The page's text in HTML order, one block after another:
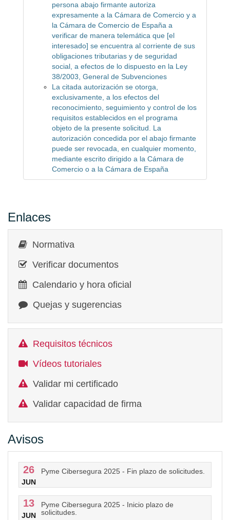
persona abajo firmante autoriza
expresamente a la Cámara de Comercio y a
la Cámara de Comercio de España a
verificar de manera telemática que [el
interesado] se encuentra al corriente de sus
obligaciones tributarias y de seguridad
social, a efectos de lo dispuesto en la Ley
38/2003, General de Subvenciones
La citada autorización se otorga,
exclusivamente, a los efectos del
reconocimiento, seguimiento y control de los
requisitos establecidos en el programa
objeto de la presente solicitud. La
autorización concedida por el abajo firmante
puede ser revocada, en cualquier momento,
mediante escrito dirigido a la Cámara de
Comercio o a la Cámara de España
Enlaces
Normativa
Verificar documentos
Calendario y hora oficial
Quejas y sugerencias
Requisitos técnicos
Vídeos tutoriales
Validar mi certificado
Validar capacidad de firma
Avisos
26
JUN
Pyme Cibersegura 2025 - Fin plazo de solicitudes.
13
JUN
Pyme Cibersegura 2025 - Inicio plazo de
solicitudes.